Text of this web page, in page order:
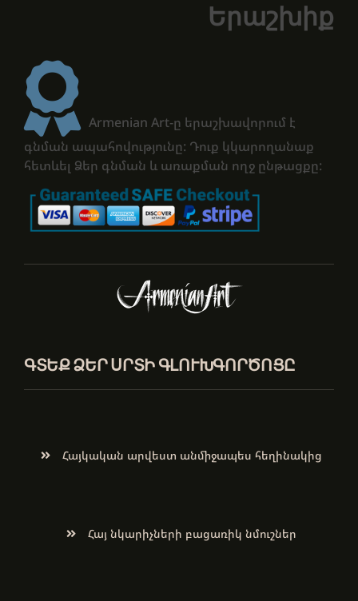
Երաշխիք
Armenian Art-ը երաշխավորում է
գնման ապահովությունը: Դուք կկարողանաք
հետևել Ձեր գնման և առաքման ողջ ընթացքը:
ԳՏԵՔ ՁԵՐ ՍՐՏԻ ԳԼՈՒԽԳՈՐԾՈՑԸ
Հայկական արվեստ անմիջապես հեղինակից
Հայ նկարիչների բացառիկ նմուշներ